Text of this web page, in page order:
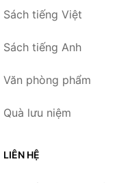
Sách tiếng Việt
Sách tiếng Anh
Văn phòng phẩm
Quà lưu niệm
LIÊN HỆ